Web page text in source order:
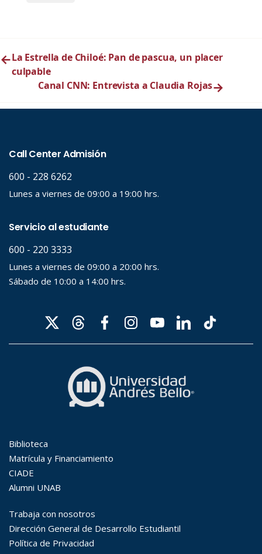
←La Estrella de Chiloé: Pan de pascua, un placer
culpable
Canal CNN: Entrevista a Claudia Rojas→